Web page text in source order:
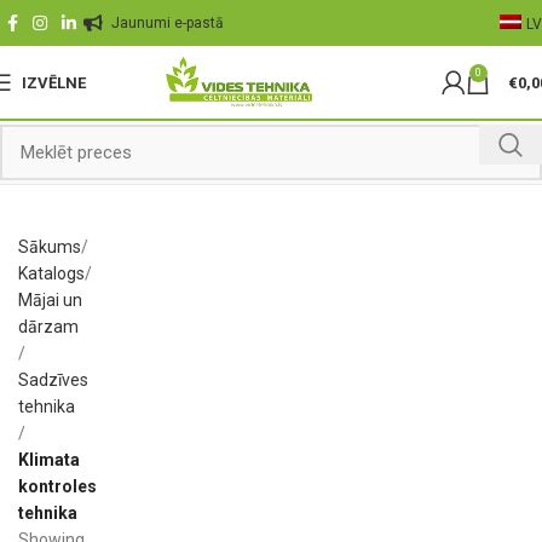
Jaunumi e-pastā LV
IZVĒLNE
0
€
Sākums
Katalogs
Mājai un
dārzam
Sadzīves
tehnika
Klimata
kontroles
tehnika